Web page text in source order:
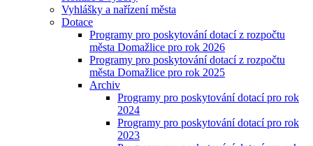
Vyhlášky a nařízení města
Dotace
Programy pro poskytování dotací z rozpočtu
města Domažlice pro rok 2026
Programy pro poskytování dotací z rozpočtu
města Domažlice pro rok 2025
Archiv
Programy pro poskytování dotací pro rok
2024
Programy pro poskytování dotací pro rok
2023